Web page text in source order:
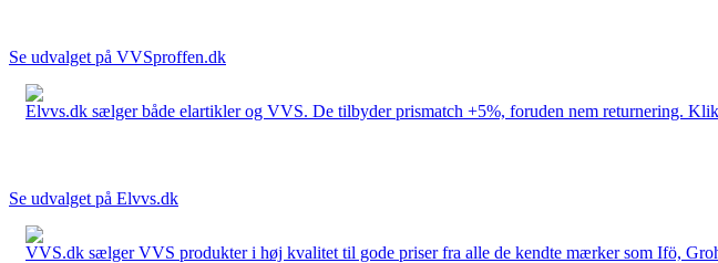
Se udvalget på VVSproffen.dk
Elvvs.dk sælger både elartikler og VVS. De tilbyder prismatch +5%, foruden nem returnering.
Se udvalget på Elvvs.dk
VVS.dk sælger VVS produkter i høj kvalitet til gode priser fra alle de kendte mærker som Ifö,